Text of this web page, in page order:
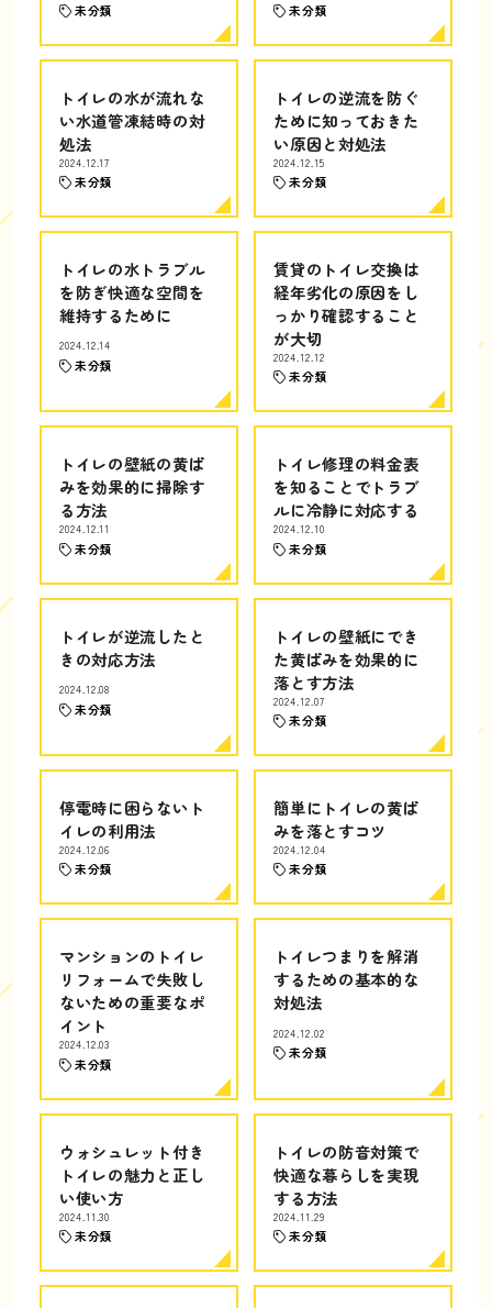
未分類 未分類
トイレの水が流れな
い水道管凍結時の対
処法
2024.12.17
未分類
トイレの逆流を防ぐ
ために知っておきた
い原因と対処法
2024.12.15
未分類
トイレの水トラブル
を防ぎ快適な空間を
維持するために
2024.12.14
未分類
賃貸のトイレ交換は
経年劣化の原因をし
っかり確認すること
が大切
2024.12.12
未分類
トイレの壁紙の黄ば
みを効果的に掃除す
る方法
2024.12.11
未分類
トイレ修理の料金表
を知ることでトラブ
ルに冷静に対応する
2024.12.10
未分類
トイレが逆流したと
きの対応方法
2024.12.08
未分類
トイレの壁紙にでき
た黄ばみを効果的に
落とす方法
2024.12.07
未分類
停電時に困らないト
イレの利用法
2024.12.06
未分類
簡単にトイレの黄ば
みを落とすコツ
2024.12.04
未分類
マンションのトイレ
リフォームで失敗し
ないための重要なポ
イント
2024.12.03
未分類
トイレつまりを解消
するための基本的な
対処法
2024.12.02
未分類
ウォシュレット付き
トイレの魅力と正し
い使い方
2024.11.30
未分類
トイレの防音対策で
快適な暮らしを実現
する方法
2024.11.29
未分類